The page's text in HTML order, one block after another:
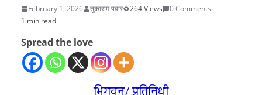
February 1, 2026 तुकाराम पवार 264 Views
0 Comments
1 min read
Spread the love